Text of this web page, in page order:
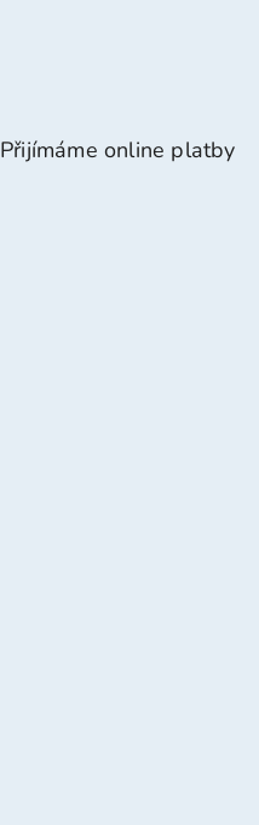
Přijímáme online platby